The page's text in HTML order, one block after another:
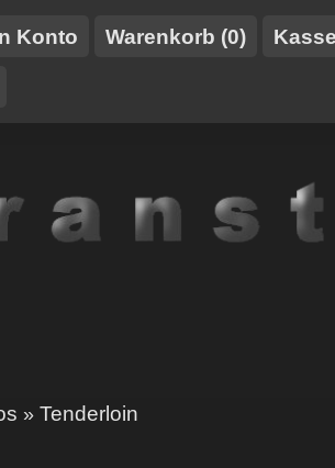
Konto Warenkorb (0)
» Tenderloin